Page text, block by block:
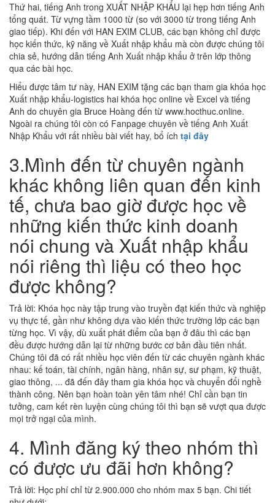
Thứ hai, tiếng Anh trong XUẤT NHẬP KHẨU lại hẹp hơn tiếng Anh
tổng quát. Từ vựng tầm 1000 từ (so với 3000 từ trong tiếng Anh
giao tiếp). Khi đến với HAN EXIM CLUB, các bạn không chỉ được
học kiến thức, kỹ năng về Xuất nhập khẩu mà còn được chúng tôi
chia sẻ, hướng dẫn tiếng Anh Xuất nhập khẩu ở trên lớp thông
qua các bài học.
Hiểu được tâm tư này, HAN EXIM tặng các bạn tham gia khóa học
Xuất nhập khẩu-logistics hai khóa học online về Excel và tiếng
Anh do chuyên gia Bruce Hoàng đến từ www.hocthuc.online.
Ngoài ra chúng tôi còn có Fanpage chuyên về tiếng Anh Xuất
Nhập Khẩu với rất nhiều bài viết hay, bổ ích tại đây
3.Mình đến từ chuyên ngành
khác không liên quan đến kinh
tế, chưa bao giờ được học về
những kiến thức kinh doanh
nói chung và Xuất nhập khẩu
nói riêng thì liệu có theo học
được không?
Trả lời: Khóa học này tập trung vào truyền đạt kiến thức và nghiệp
vụ thực tế, gần như không dựa vào kiến thức trường lớp các bạn
từng học. Vì vậy, dù xuất phát điểm của bạn ở đâu thì các bạn
đều được hướng dẫn lại từ những bước cơ bản đầu tiên nhất.
Chúng tôi đã có rất nhiều học viên đến từ các chuyên ngành khác
nhau: kế toán, tài chính, ngân hàng, nhân sự, sư phạm, kỹ thuật,
giao thông, ... đã đến đây tham gia khóa học và chuyển đổi nghề
thành công. Nên bạn hoàn toàn yên tâm nhé! Chỉ cần bạn tin
tưởng, cam kết rèn luyện cùng chúng tôi thì bạn sẽ vượt qua được
mọi trở ngại của mình.
4. Mình đăng ký theo nhóm thì
có được ưu đãi hơn không?
Trả lời: Học phí chỉ từ 2.900.000 cho nhóm max 5 bạn. Chi tiết